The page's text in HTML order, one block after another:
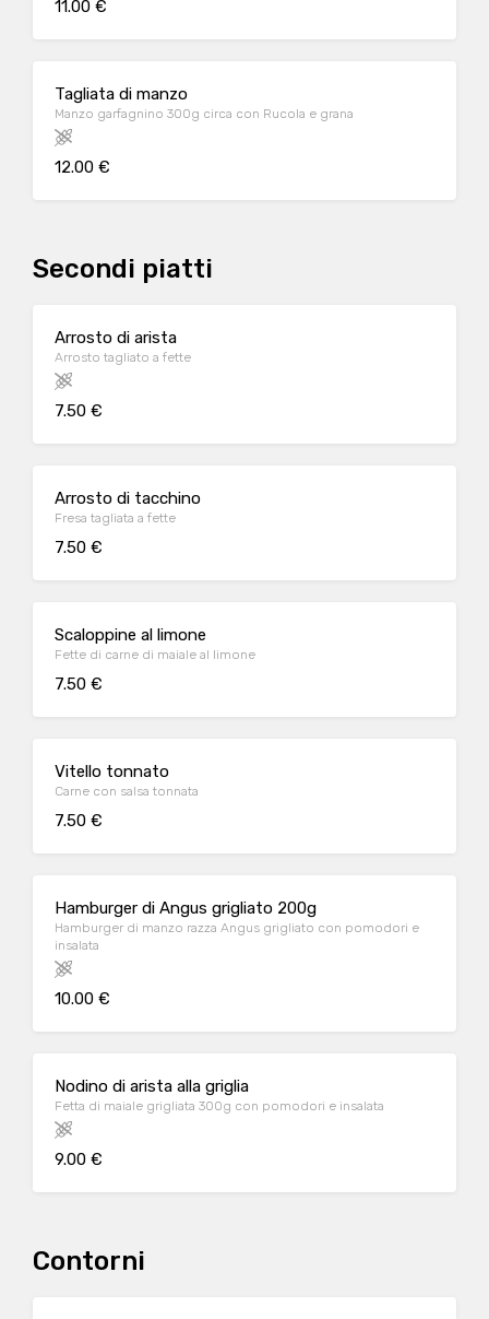
11.00 €
Tagliata di manzo
Manzo garfagnino 300g circa con Rucola e grana
12.00 €
Secondi piatti
Arrosto di arista
Arrosto tagliato a fette
7.50 €
Arrosto di tacchino
Fresa tagliata a fette
7.50 €
Scaloppine al limone
Fette di carne di maiale al limone
7.50 €
Vitello tonnato
Carne con salsa tonnata
7.50 €
Hamburger di Angus grigliato 200g
Hamburger di manzo razza Angus grigliato con pomodori e
insalata
10.00 €
Nodino di arista alla griglia
Fetta di maiale grigliata 300g con pomodori e insalata
9.00 €
Contorni